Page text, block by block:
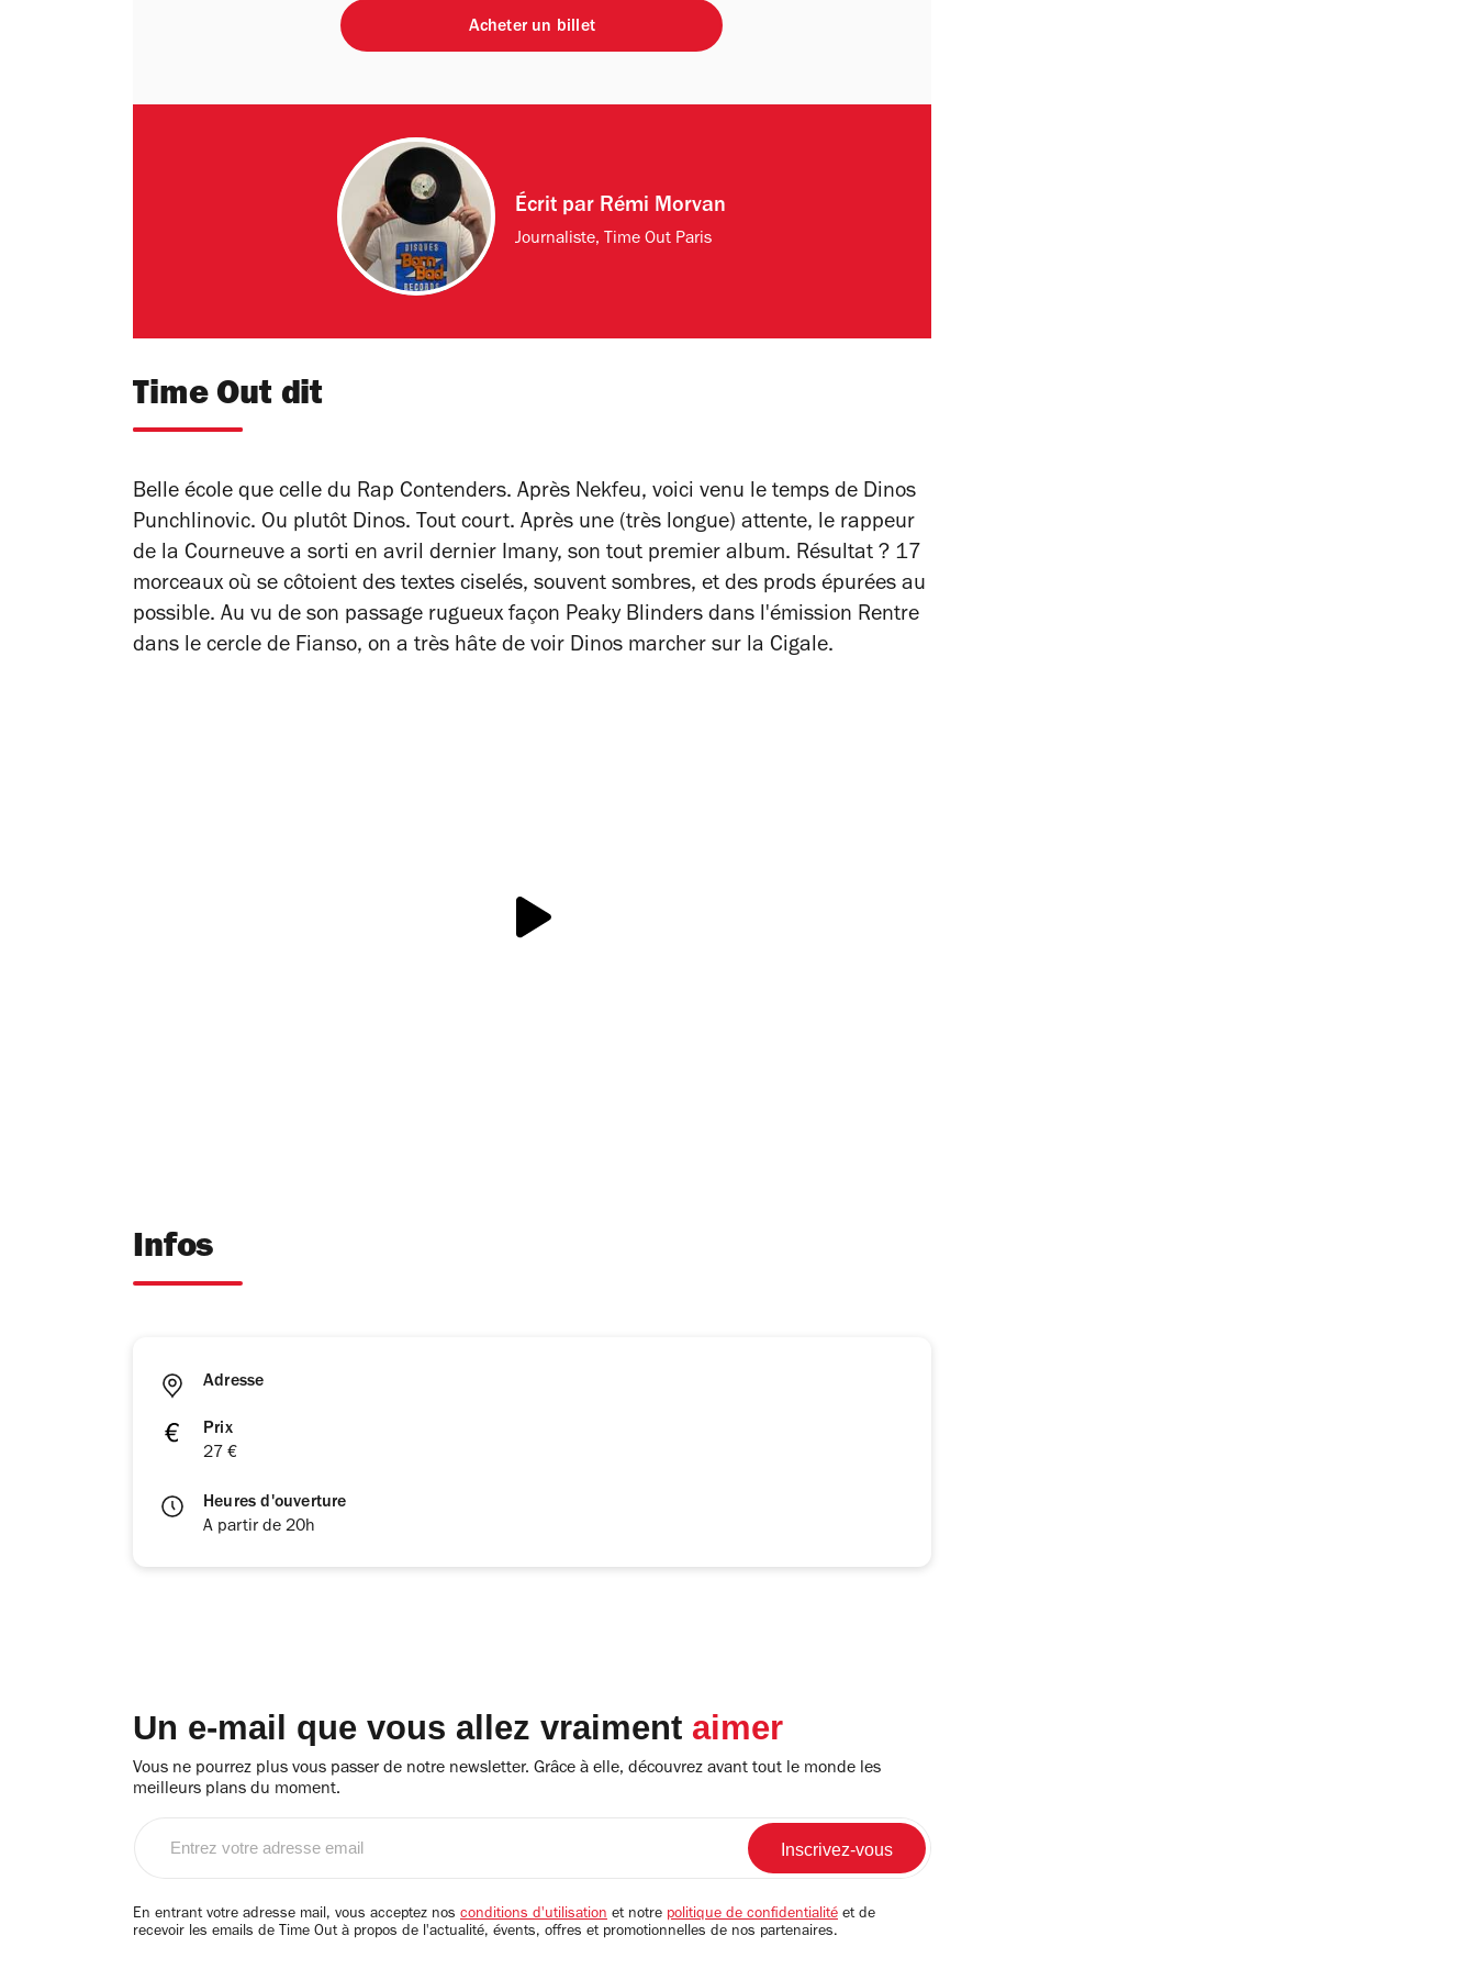
Acheter un billet
Écrit par Rémi Morvan
Journaliste, Time Out Paris
Time Out dit
Belle école que celle du Rap Contenders. Après Nekfeu, voici venu le temps de Dinos
Punchlinovic. Ou plutôt Dinos. Tout court. Après une (très longue) attente, le rappeur
de la Courneuve a sorti en avril dernier Imany, son tout premier album. Résultat ? 17
morceaux où se côtoient des textes ciselés, souvent sombres, et des prods épurées au
possible. Au vu de son passage rugueux façon Peaky Blinders dans l'émission Rentre
dans le cercle de Fianso, on a très hâte de voir Dinos marcher sur la Cigale.
Infos
Adresse
Prix
27 €
Heures d'ouverture
A partir de 20h
Un e-mail que vous allez vraiment aimer
Vous ne pourrez plus vous passer de notre newsletter. Grâce à elle, découvrez avant tout le monde les
meilleurs plans du moment.
email
En entrant votre adresse mail, vous acceptez nos conditions d'utilisation et notre politique de confidentialité et de
recevoir les emails de Time Out à propos de l'actualité, évents, offres et promotionnelles de nos partenaires.